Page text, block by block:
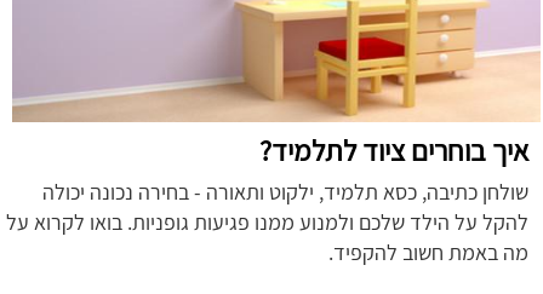
איך בוחרים ציוד לתלמיד?
שולחן כתיבה, כסא תלמיד, ילקוט ותאורה - בחירה נכונה יכולה
להקל על הילד שלכם ולמנוע ממנו פגיעות גופניות. בואו לקרוא על
מה באמת חשוב להקפיד.